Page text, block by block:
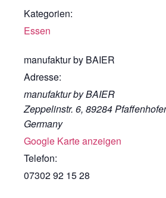
Kategorien:
Essen
manufaktur by BAIER
Adresse:
manufaktur by BAIER
Zeppelinstr. 6, 89284
Germany
Google Karte anzeigen
Telefon:
07302 92 15 28